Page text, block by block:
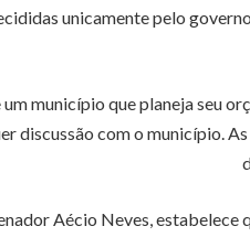
unicamente pelo
município que planeja seu
discussão com o município.
Aécio Neves,